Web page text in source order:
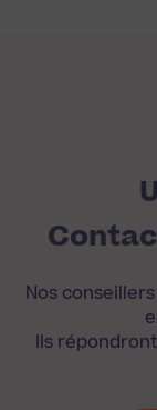
Nos
Ils